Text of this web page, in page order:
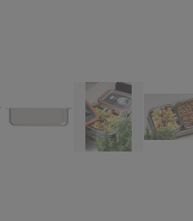
View larger image
View larger